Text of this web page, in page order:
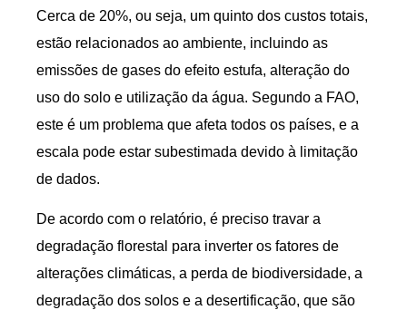
Cerca de 20%, ou seja, um quinto dos custos totais,
estão relacionados ao ambiente, incluindo as
emissões de gases do efeito estufa, alteração do
uso do solo e utilização da água. Segundo a FAO,
este é um problema que afeta todos os países, e a
escala pode estar subestimada devido à limitação
de dados.
De acordo com o relatório, é preciso travar a
degradação florestal para inverter os fatores de
alterações climáticas, a perda de biodiversidade, a
degradação dos solos e a desertificação, que são